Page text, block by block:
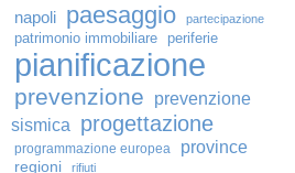
napoli paesaggio partecipazione
patrimonio immobiliare periferie
pianificazione
prevenzione
prevenzione
sismica
progettazione
programmazione europea province
regioni rifiuti